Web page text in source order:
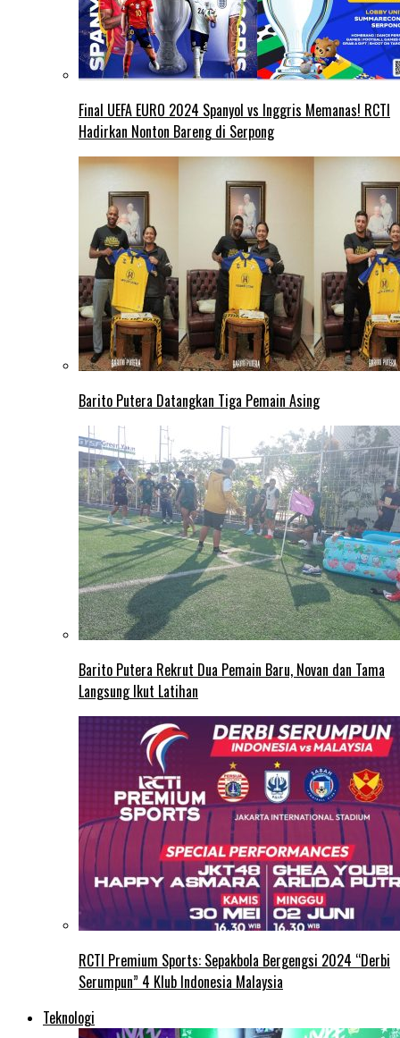
Final UEFA EURO 2024 Spanyol vs Inggris Memanas! RCTI
Hadirkan Nonton Bareng di Serpong
Barito Putera Datangkan Tiga Pemain Asing
Barito Putera Rekrut Dua Pemain Baru, Novan dan Tama
Langsung Ikut Latihan
RCTI Premium Sports: Sepakbola Bergengsi 2024 “Derbi
Serumpun” 4 Klub Indonesia Malaysia
Teknologi